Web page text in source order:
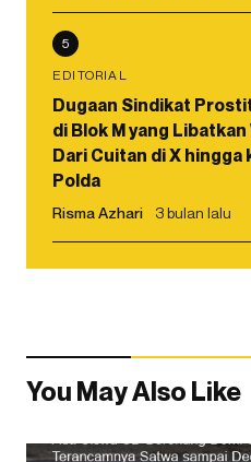
5
EDITORIAL
Dugaan Sindikat
di Blok M yang Libatkan
Dari Cuitan di X hingga
Polda
Risma Azhari 3 bulan lalu
You May Also Like